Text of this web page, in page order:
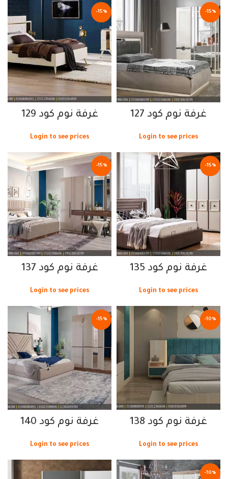
-15%
غرفة نوم كود 127
Login to see prices
-15%
غرفة نوم كود 129
Login to see prices
-15%
غرفة نوم كود 135
Login to see prices
-15%
غرفة نوم كود 137
Login to see prices
-10%
غرفة نوم كود 138
Login to see prices
-15%
غرفة نوم كود 140
Login to see prices
-10%